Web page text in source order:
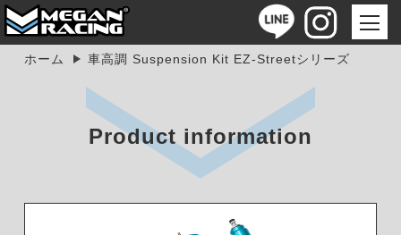
ホーム 車高調 Suspension Kit EZ-Streetシリーズ
Product information